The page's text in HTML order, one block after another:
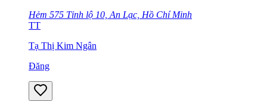
Hẻm 575 Tỉnh lộ 10, An Lạc, Hồ Chí Minh
TT
Tạ Thị Kim Ngân
Đăng